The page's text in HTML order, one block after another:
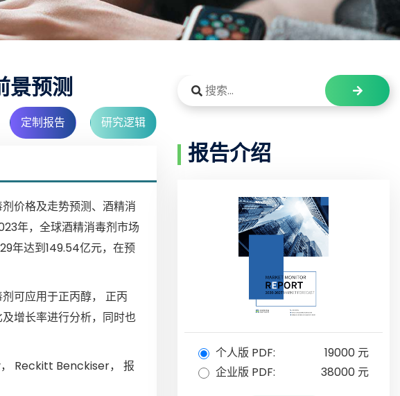
景预测
定制报告 研究逻辑
价格及走势预测、酒精消
年，全球酒精消毒剂市场
年达到149.54亿元，在预
可应用于正丙醇， 正丙
增长率进行分析，同时也
Reckitt Benckiser， 报
报告介绍
个人版 PDF:
19000 元
企业版 PDF:
38000 元